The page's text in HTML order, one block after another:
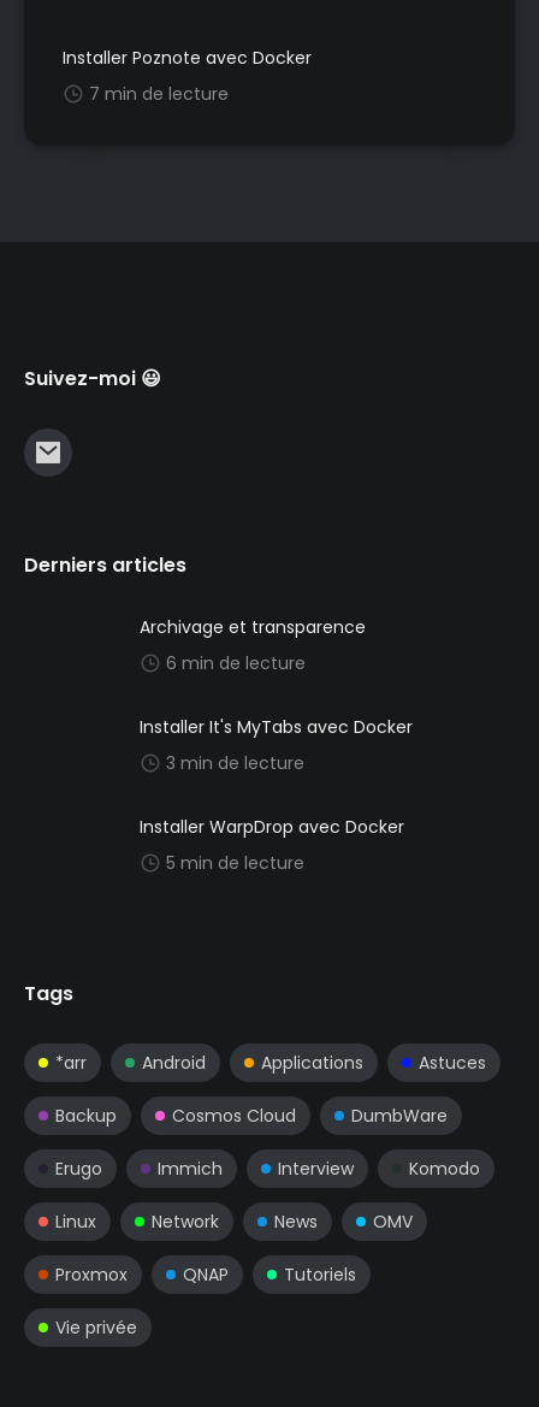
Installer Poznote avec Docker
7 min de lecture
Suivez-moi 😃
Derniers articles
Archivage et transparence
6 min de lecture
Installer It's MyTabs avec Docker
3 min de lecture
Installer WarpDrop avec Docker
5 min de lecture
Tags
*arr Android Applications Astuces
Backup Cosmos Cloud DumbWare
Erugo Immich Interview Komodo
Linux Network News OMV
Proxmox QNAP Tutoriels
Vie privée